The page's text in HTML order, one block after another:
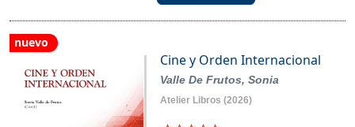
nuevo
Cine y Orden Internacional
Valle De Frutos, Sonia
Atelier Libros (2026)